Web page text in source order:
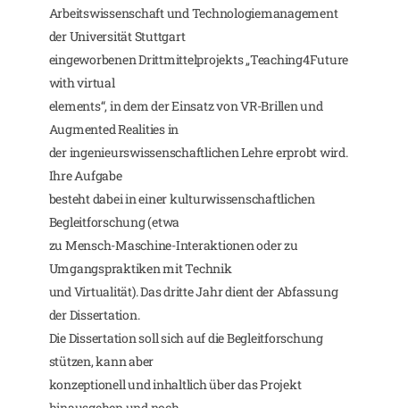
Arbeitswissenschaft und Technologiemanagement
der Universität Stuttgart
eingeworbenen Drittmittelprojekts „Teaching4Future
with virtual
elements“, in dem der Einsatz von VR-Brillen und
Augmented Realities in
der ingenieurswissenschaftlichen Lehre erprobt wird.
Ihre Aufgabe
besteht dabei in einer kulturwissenschaftlichen
Begleitforschung (etwa
zu Mensch-Maschine-Interaktionen oder zu
Umgangspraktiken mit Technik
und Virtualität). Das dritte Jahr dient der Abfassung
der Dissertation.
Die Dissertation soll sich auf die Begleitforschung
stützen, kann aber
konzeptionell und inhaltlich über das Projekt